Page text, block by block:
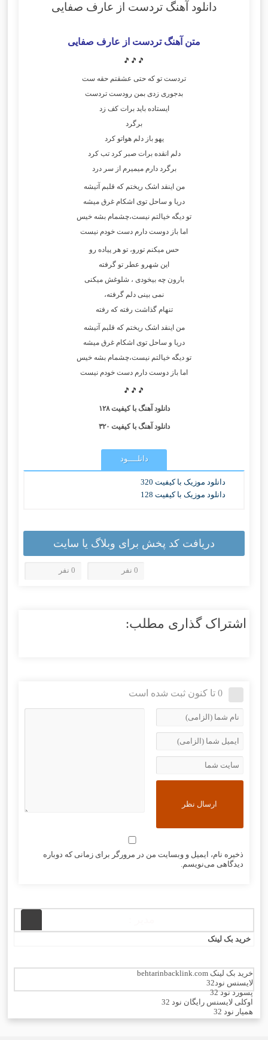
دانلود آهنگ تردست از عارف صفایی
متن آهنگ تردست از عارف صفایی
🎵🎵🎵
تردست تو که حتی عشقتم حقه ست
بدجوری زدی بمن رودست تردست
ایستاده باید برات کف زد
برگرد
یهو باز دلم هواتو کرد
دلم انقده برات صبر کرد تب کرد
برگرد دارم میمیرم از سر درد
من اینقد اشک ریختم که قلبم آتیشه
دریا و ساحل توی اشکام غرق میشه
تو دیگه خیالتم نیست،چشمام بشه خیس
اما باز دوست دارم دست خودم نیست
حس میکنم تورو، تو هر پیاده رو
این شهرو عطر تو گرفته
بارون چه بیخودی ، شلوغش میکنی
نمی بینی دلم گرفته،
تنهام گذاشت رفته که رفته
من اینقد اشک ریختم که قلبم آتیشه
دریا و ساحل توی اشکام غرق میشه
تو دیگه خیالتم نیست،چشمام بشه خیس
اما باز دوست دارم دست خودم نیست
🎵🎵🎵
دانلود آهنگ با کیفیت ۱۲۸
دانلود آهنگ با کیفیت ۳۲۰
دانلــــود
دانلود موزیک با کیفیت 320
دانلود موزیک با کیفیت 128
دریافت کد پخش برای وبلاگ یا سایت
0 نفر 0 نفر
اشتراک گذاری مطلب:
0 تا کنون ثبت شده است
ذخیره نام، ایمیل و وبسایت من در مرورگر برای زمانی که دوباره
دیدگاهی می‌نویسم.
خرید بک لینک
خرید بک لینک behtarinbacklink.com
لایسنس نود32
پسورد نود 32
اوکلی لایسنس رایگان نود 32
همیار نود 32
بهترین سئو